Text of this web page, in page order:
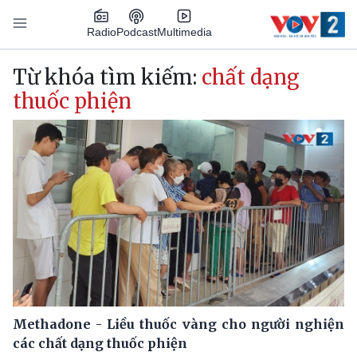
Nhảy đến nội dung
RadioPodcastMultimedia
Main navigation
Từ khóa tìm kiếm: chất dạng
thuốc phiện
Methadone - Liều thuốc vàng cho người nghiện
các chất dạng thuốc phiện